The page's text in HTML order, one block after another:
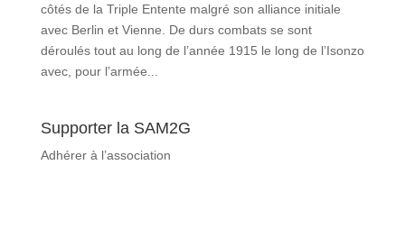
côtés de la Triple Entente malgré son alliance initiale
avec Berlin et Vienne. De durs combats se sont
déroulés tout au long de l’année 1915 le long de l’Isonzo
avec, pour l’armée...
Supporter la SAM2G
Adhérer à l’association